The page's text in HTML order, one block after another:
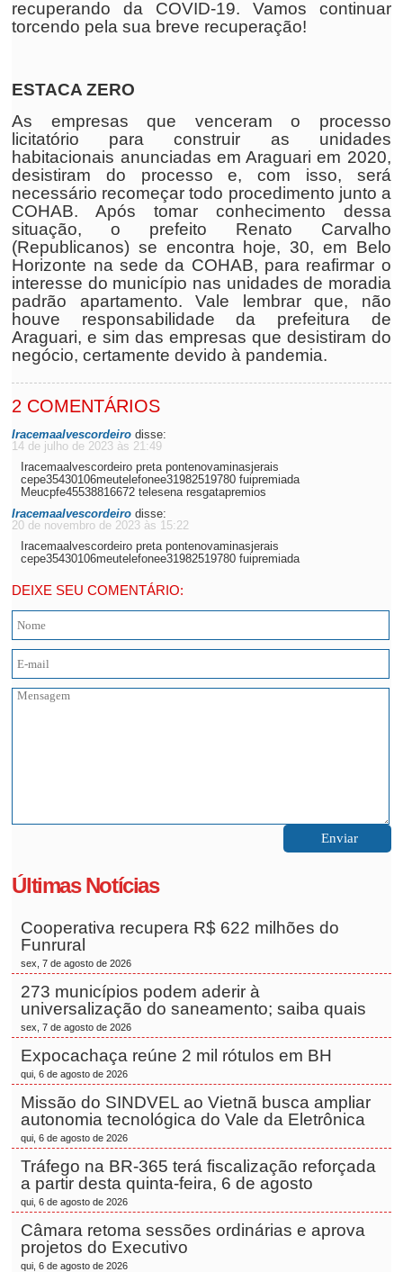
recuperando da COVID-19. Vamos continuar
torcendo pela sua breve recuperação!
ESTACA ZERO
As empresas que venceram o processo
licitatório para construir as unidades
habitacionais anunciadas em Araguari em 2020,
desistiram do processo e, com isso, será
necessário recomeçar todo procedimento junto a
COHAB. Após tomar conhecimento dessa
situação, o prefeito Renato Carvalho
(Republicanos) se encontra hoje, 30, em Belo
Horizonte na sede da COHAB, para reafirmar o
interesse do município nas unidades de moradia
padrão apartamento. Vale lembrar que, não
houve responsabilidade da prefeitura de
Araguari, e sim das empresas que desistiram do
negócio, certamente devido à pandemia.
2 COMENTÁRIOS
Iracemaalvescordeiro disse:
14 de julho de 2023 às 21:49
Iracemaalvescordeiro preta pontenovaminasjerais
cepe35430106meutelefonee31982519780 fuipremiada
Meucpfe45538816672 telesena resgatapremios
Iracemaalvescordeiro disse:
20 de novembro de 2023 às 15:22
Iracemaalvescordeiro preta pontenovaminasjerais
cepe35430106meutelefonee31982519780 fuipremiada
DEIXE SEU COMENTÁRIO:
Últimas Notícias
Cooperativa recupera R$ 622 milhões do
Funrural
sex, 7 de agosto de 2026
273 municípios podem aderir à
universalização do saneamento; saiba quais
sex, 7 de agosto de 2026
Expocachaça reúne 2 mil rótulos em BH
qui, 6 de agosto de 2026
Missão do SINDVEL ao Vietnã busca ampliar
autonomia tecnológica do Vale da Eletrônica
qui, 6 de agosto de 2026
Tráfego na BR-365 terá fiscalização reforçada
a partir desta quinta-feira, 6 de agosto
qui, 6 de agosto de 2026
Câmara retoma sessões ordinárias e aprova
projetos do Executivo
qui, 6 de agosto de 2026